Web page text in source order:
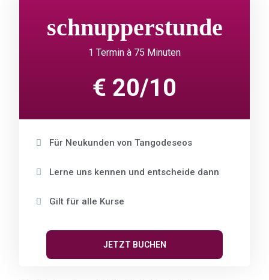
schnupperstunde
1 Termin à 75 Minuten
€ 20/10
Für Neukunden von Tangodeseos
Lerne uns kennen und entscheide dann
Gilt für alle Kurse
JETZT BUCHEN